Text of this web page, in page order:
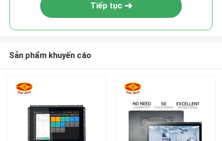
Tiếp tục
Sản phẩm khuyến cáo